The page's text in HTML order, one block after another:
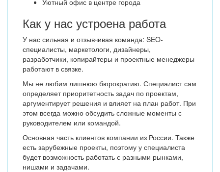
Уютный офис в центре города
Как у нас устроена работа
У нас сильная и отзывчивая команда: SEO-
специалисты, маркетологи, дизайнеры,
разработчики, копирайтеры и проектные менеджеры
работают в связке.
Мы не любим лишнюю бюрократию. Специалист сам
определяет приоритетность задач по проектам,
аргументирует решения и влияет на план работ. При
этом всегда можно обсудить сложные моменты с
руководителем или командой.
Основная часть клиентов компании из России. Также
есть зарубежные проекты, поэтому у специалиста
будет возможность работать с разными рынками,
нишами и задачами.